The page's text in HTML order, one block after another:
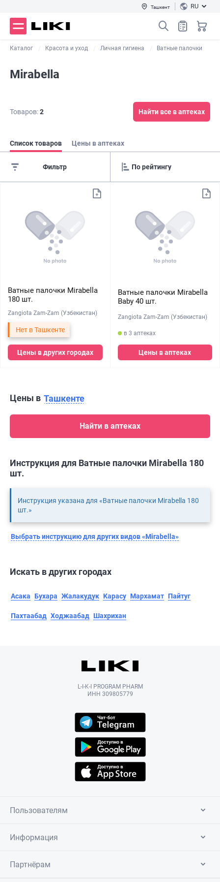
Ташкент RU
Каталог Красота и уход Личная гигиена Ватные палочки
Mirabella
Товаров:2 Найти все в аптеках
Список товаров Цены в аптеках
Фильтр
Ватные палочки Mirabella
180 шт.
Zangiota Zam-Zam (Узбекистан)
Нет в Ташкенте
Цены в других городах
Ватные палочки Mirabella
Baby 40 шт.
Zangiota Zam-Zam (Узбекистан)
в 3 аптеках
Цены в аптеках
Цены в Ташкенте
Найти в аптеках
Инструкция для Ватные палочки Mirabella 180
шт.
Инструкция указана для «Ватные палочки Mirabella 180
шт.»
Выбрать инструкцию для других видов «Mirabella»
Искать в других городах
Асака Бухара Жалакудук Карасу Мархамат Пайтуг
Пахтаабад Ходжаабад Шахрихан
L-I-K-I PROGRAM PHARM
ИНН 309805779
Пользователям
Информация
Партнёрам